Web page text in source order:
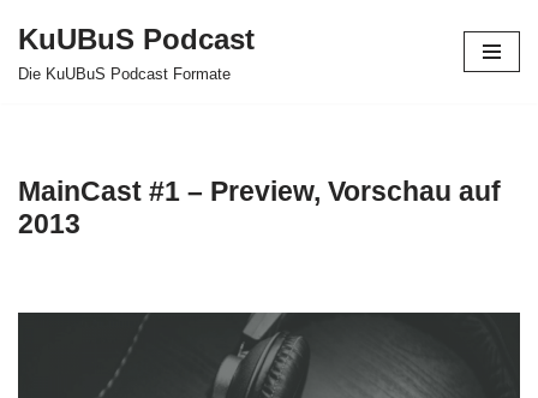
Zum
KuUBuS Podcast
Die KuUBuS Podcast Formate
MainCast #1 – Preview, Vorschau auf
2013